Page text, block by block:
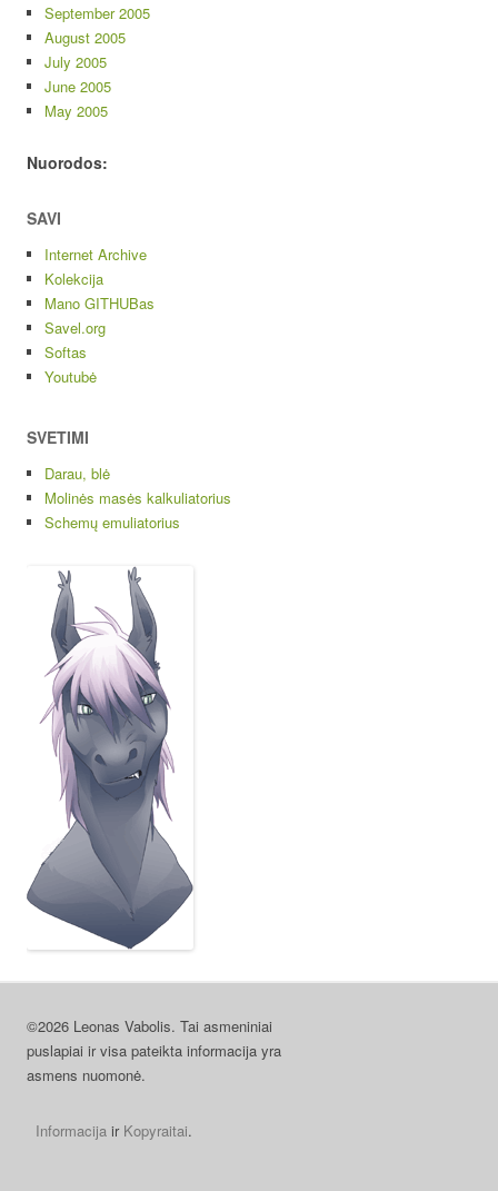
September 2005
August 2005
July 2005
June 2005
May 2005
Nuorodos:
SAVI
Internet Archive
Kolekcija
Mano GITHUBas
Savel.org
Softas
Youtubė
SVETIMI
Darau, blė
Molinės masės kalkuliatorius
Schemų emuliatorius
©2026 Leonas Vabolis. Tai asmeniniai
puslapiai ir visa pateikta informacija yra
asmens nuomonė.
Informacija ir Kopyraitai.